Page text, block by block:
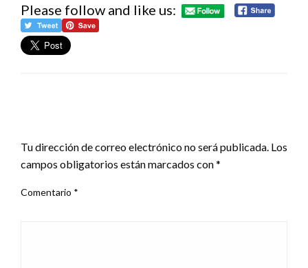
Please follow and like us:
Tu dirección de correo electrónico no será publicada. Los
campos obligatorios están marcados con*
Comentario *